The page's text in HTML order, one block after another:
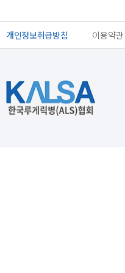
개인정보취급방침 이용약관